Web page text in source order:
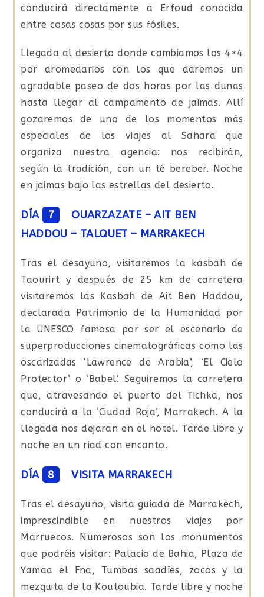
conducirá directamente a Erfoud conocida
entre cosas cosas por sus fósiles.
Llegada al desierto donde cambiamos los 4×4
por dromedarios con los que daremos un
agradable paseo de dos horas por las dunas
hasta llegar al campamento de jaimas. Allí
gozaremos de uno de los momentos más
especiales de los viajes al Sahara que
organiza nuestra agencia: nos recibirán,
según la tradición, con un té bereber. Noche
en jaimas bajo las estrellas del desierto.
DÍA 7
OUARZAZATE – AIT BEN
HADDOU – TALQUET – MARRAKECH
Tras el desayuno, visitaremos la kasbah de
Taourirt y después de 25 km de carretera
visitaremos las Kasbah de Ait Ben Haddou,
declarada Patrimonio de la Humanidad por
la UNESCO famosa por ser el escenario de
superproducciones cinematográficas como las
oscarizadas ‘Lawrence de Arabia’, ‘El Cielo
Protector’ o ‘Babel’. Seguiremos la carretera
que, atravesando el puerto del Tichka, nos
conducirá a la ‘Ciudad Roja’, Marrakech. A la
llegada nos dejaran en el hotel. Tarde libre y
noche en un riad con encanto.
DÍA 8 VISITA MARRAKECH
Tras el desayuno, visita guiada de Marrakech,
imprescindible en nuestros viajes por
Marruecos. Numerosos son los monumentos
que podréis visitar: Palacio de Bahia, Plaza de
Yamaa el Fna, Tumbas saadíes, zocos y la
mezquita de la Koutoubia. Tarde libre y noche